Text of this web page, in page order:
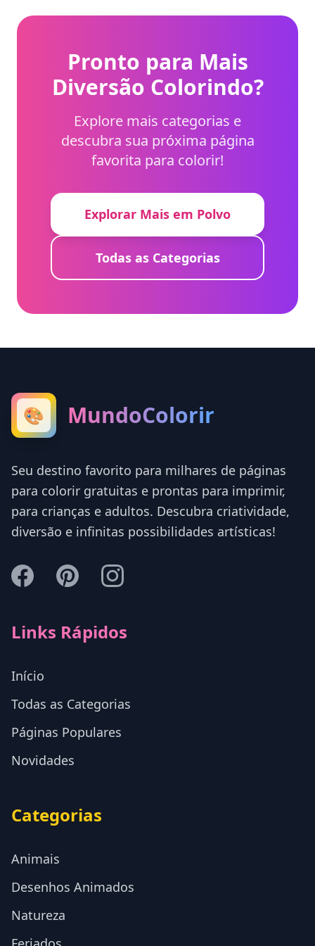
Pronto para Mais
Diversão Colorindo?
Explore mais categorias e
descubra sua próxima página
favorita para colorir!
Explorar Mais em Polvo
Todas as Categorias
🎨 MundoColorir
Seu destino favorito para milhares de páginas
para colorir gratuitas e prontas para imprimir,
para crianças e adultos. Descubra criatividade,
diversão e infinitas possibilidades artísticas!
Links Rápidos
Início
Todas as Categorias
Páginas Populares
Novidades
Categorias
Animais
Desenhos Animados
Natureza